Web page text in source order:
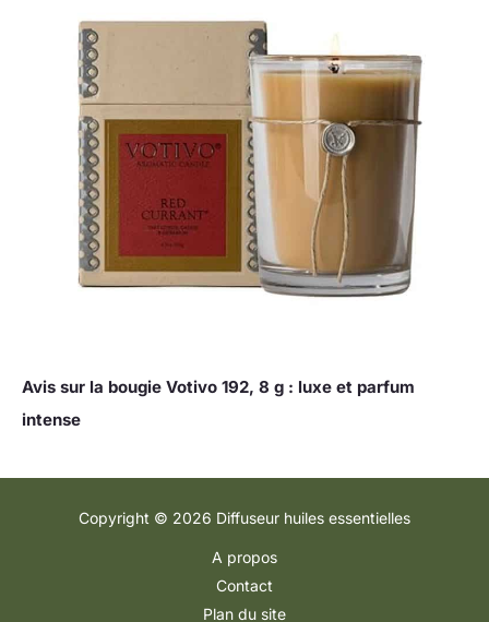
Avis sur la bougie Votivo 192, 8 g : luxe et parfum
intense
Copyright © 2026 Diffuseur huiles essentielles
A propos
Contact
Plan du site